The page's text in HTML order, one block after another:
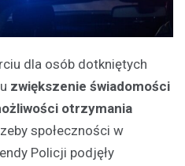
dla osób dotkniętych
zwiększenie świadomości
otrzymania
społeczności w
Policji podjęły